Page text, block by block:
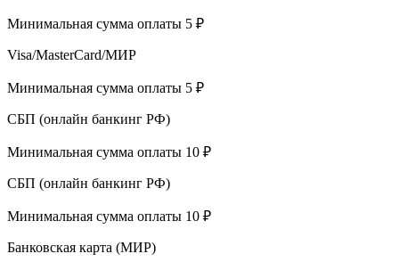
Минимальная сумма оплаты 5 ₽
Visa/MasterCard/МИР
Минимальная сумма оплаты 5 ₽
СБП (онлайн банкинг РФ)
Минимальная сумма оплаты 10 ₽
СБП (онлайн банкинг РФ)
Минимальная сумма оплаты 10 ₽
Банковская карта (МИР)